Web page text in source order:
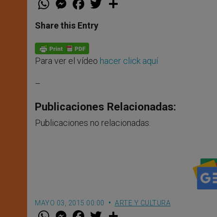
t
s
p
p
e
s
e
g
e
r
a
e
b
o
k
w
Share this Entry
Para ver el vídeo hacer click aquí
–
Publicaciones Relacionadas:
Publicaciones no relacionadas.
MAYO 03, 2015 00:00 ARTE Y CULTURA
W M F